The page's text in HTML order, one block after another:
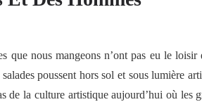
que nous mangeons n’ont pas eu le
salades poussent hors sol et sous lumière
de la culture artistique aujourd’hui où